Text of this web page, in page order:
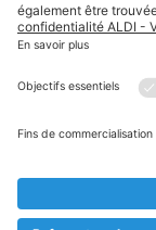
Textes marqués
* Nous vendons
au cas où, malgré
prématurément en
** Sur ce site,